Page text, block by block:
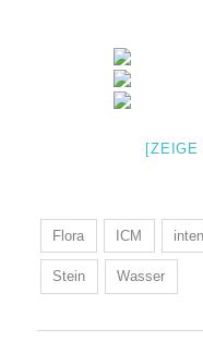
[ZEIGE
Flora ICM
Stein Wasser